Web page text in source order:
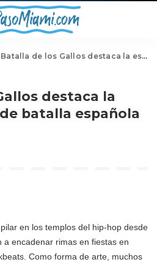
Batalla de los Gallos destaca la escena del rap de batalla española
destaca la
batalla española
en los templos del hip-hop desde
encadenar rimas en fiestas en
Como forma de arte, muchos